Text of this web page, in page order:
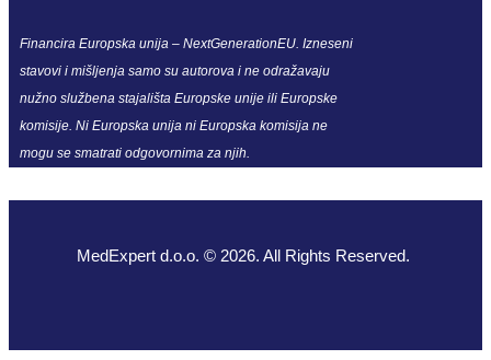
Financira Europska unija – NextGenerationEU. Izneseni
stavovi i mišljenja samo su autorova i ne odražavaju
nužno službena stajališta Europske unije ili Europske
komisije. Ni Europska unija ni Europska komisija ne
mogu se smatrati odgovornima za njih.
MedExpert d.o.o. © 2026. All Rights Reserved.